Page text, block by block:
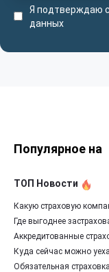
Я подтверждаю
данных
Популярное на
ТОП Новости
Какую страховую
Где выгоднее
Аккредитованные
Куда сейчас можно
Обязательная